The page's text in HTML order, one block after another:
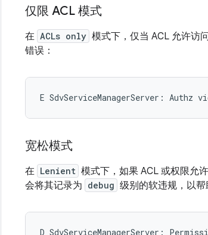
仅限 ACL 模式
在 ACLs only 模式下，仅当 ACL 允许访
错误：
宽松模式
在 Lenient 模式下，如果 ACL 或权限允
会将其记录为 debug 级别的软违规，以